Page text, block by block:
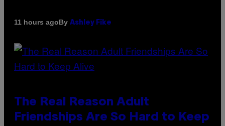
11 hours agoBy Ashley Fike
The Real Reason Adult
Friendships Are So Hard to Keep